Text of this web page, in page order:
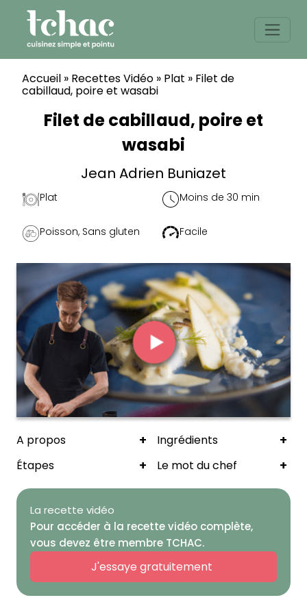
content
Accueil » Recettes Vidéo » Plat » Filet de
cabillaud, poire et wasabi
Filet de cabillaud, poire et
wasabi
Jean Adrien Buniazet
Plat Moins de 30 min
Poisson, Sans gluten Facile
A propos + Ingrédients +
Étapes + Le mot du chef +
La recette vidéo
Pour accéder à la recette vidéo complète,
vous devez être membre TCHAC.
J'essaye gratuitement